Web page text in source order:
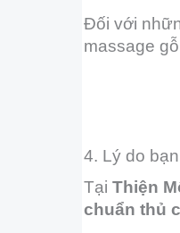
Đối với
massage
4. Lý do
Tại Thiện
chuẩn thủ